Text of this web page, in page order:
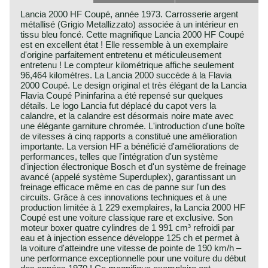
Lancia 2000 HF Coupé, année 1973. Carrosserie argent
métallisé (Grigio Metallizzato) associée à un intérieur en
tissu bleu foncé. Cette magnifique Lancia 2000 HF Coupé
est en excellent état ! Elle ressemble à un exemplaire
d'origine parfaitement entretenu et méticuleusement
entretenu ! Le compteur kilométrique affiche seulement
96,464 kilomètres. La Lancia 2000 succède à la Flavia
2000 Coupé. Le design original et très élégant de la Lancia
Flavia Coupé Pininfarina a été repensé sur quelques
détails. Le logo Lancia fut déplacé du capot vers la
calandre, et la calandre est désormais noire mate avec
une élégante garniture chromée. L'introduction d'une boîte
de vitesses à cinq rapports a constitué une amélioration
importante. La version HF a bénéficié d'améliorations de
performances, telles que l'intégration d'un système
d'injection électronique Bosch et d'un système de freinage
avancé (appelé système Superduplex), garantissant un
freinage efficace même en cas de panne sur l'un des
circuits. Grâce à ces innovations techniques et à une
production limitée à 1 229 exemplaires, la Lancia 2000 HF
Coupé est une voiture classique rare et exclusive. Son
moteur boxer quatre cylindres de 1 991 cm³ refroidi par
eau et à injection essence développe 125 ch et permet à
la voiture d'atteindre une vitesse de pointe de 190 km/h –
une performance exceptionnelle pour une voiture du début